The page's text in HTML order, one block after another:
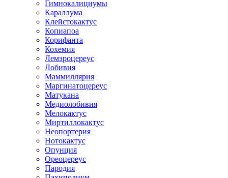
Гимнокалициумы
Караллума
Клейстокактус
Копиапоа
Корифанта
Кохемия
Лемэроцереус
Лобивия
Маммиллярия
Маргинатоцереус
Матукана
Медиолобивия
Мелокактус
Миртиллокактус
Неопортерия
Нотокактус
Опунция
Ореоцереус
Пародия